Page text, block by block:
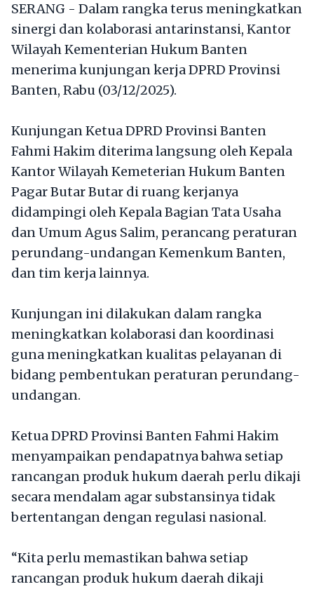
SERANG - Dalam rangka terus meningkatkan
sinergi dan kolaborasi antarinstansi, Kantor
Wilayah Kementerian Hukum Banten
menerima kunjungan kerja DPRD Provinsi
Banten, Rabu (03/12/2025).
Kunjungan Ketua DPRD Provinsi Banten
Fahmi Hakim diterima langsung oleh Kepala
Kantor Wilayah Kemeterian Hukum Banten
Pagar Butar Butar di ruang kerjanya
didampingi oleh Kepala Bagian Tata Usaha
dan Umum Agus Salim, perancang peraturan
perundang-undangan Kemenkum Banten,
dan tim kerja lainnya.
Kunjungan ini dilakukan dalam rangka
meningkatkan kolaborasi dan koordinasi
guna meningkatkan kualitas pelayanan di
bidang pembentukan peraturan perundang-
undangan.
Ketua DPRD Provinsi Banten Fahmi Hakim
menyampaikan pendapatnya bahwa setiap
rancangan produk hukum daerah perlu dikaji
secara mendalam agar substansinya tidak
bertentangan dengan regulasi nasional.
“Kita perlu memastikan bahwa setiap
rancangan produk hukum daerah dikaji